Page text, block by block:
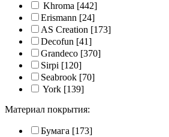
Khroma [442]
Erismann [24]
AS Creation [173]
Decofun [41]
Grandeco [370]
Sirpi [120]
Seabrook [70]
York [139]
Материал покрытия:
Бумага [173]